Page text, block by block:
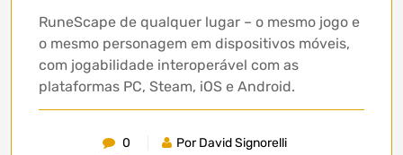
RuneScape de qualquer lugar – o mesmo jogo e
o mesmo personagem em dispositivos móveis,
com jogabilidade interoperável com as
plataformas PC, Steam, iOS e Android.
0
Por David Signorelli